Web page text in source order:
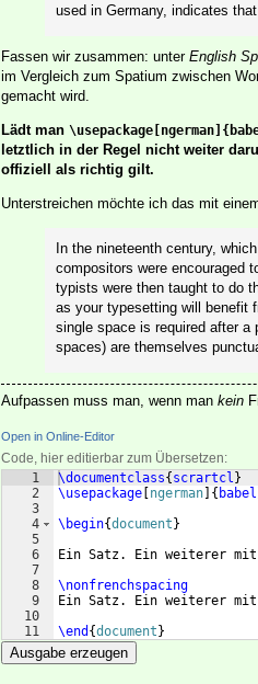
used in Germany, indicates
Fassen wir zusammen: unter English
im Vergleich zum Spatium zwischen
gemacht wird.
Lädt man
letztlich in der Regel nicht weiter
offiziell als richtig gilt.
Unterstreichen möchte ich das mit
In the nineteenth century,
compositors were encouraged
typists were then taught to do
as your typesetting will benefit
single space is required after a
spaces) are themselves
Aufpassen muss man, wenn man kein
Open in Online-Editor
Code, hier editierbar zum Übersetzen:
1
2
3
4
5
6
7
8
9
10
11
\documentclass{ scrartcl }
\usepackage ngerman { babel
\begin{document }
Ein Satz. Ein weiterer mit
\nonfrenchspacing
Ein Satz. Ein weiterer mit
\end {document }
Ausgabe erzeugen